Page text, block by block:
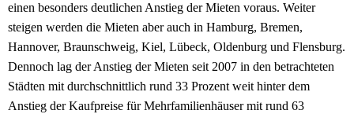
einen besonders deutlichen Anstieg der Mieten voraus. Weiter
steigen werden die Mieten aber auch in Hamburg, Bremen,
Hannover, Braunschweig, Kiel, Lübeck, Oldenburg und Flensburg.
Dennoch lag der Anstieg der Mieten seit 2007 in den betrachteten
Städten mit durchschnittlich rund 33 Prozent weit hinter dem
Anstieg der Kaufpreise für Mehrfamilienhäuser mit rund 63